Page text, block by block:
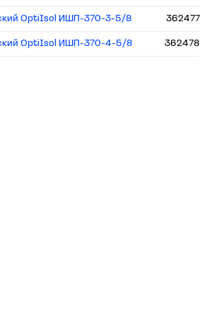
OptiIsol ИШП-370-3-5/8 362477
OptiIsol ИШП-370-4-5/8 362478